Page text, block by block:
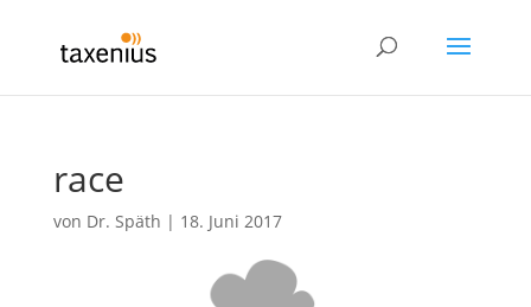
race
von Dr. Späth | 18. Juni 2017